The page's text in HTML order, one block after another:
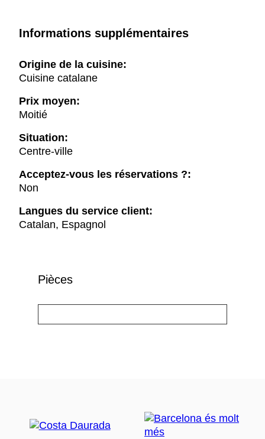
Informations supplémentaires
Origine de la cuisine:
Cuisine catalane
Prix moyen:
Moitié
Situation:
Centre-ville
Acceptez-vous les réservations ?:
Non
Langues du service client:
Catalan, Espagnol
Pièces